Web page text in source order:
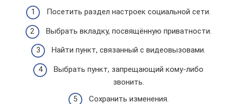
Посетить раздел настроек социальной сети.
Выбрать вкладку, посвящённую приватности.
Найти пункт, связанный с видеовызовами.
Выбрать пункт, запрещающий кому-либо
звонить.
Сохранить изменения.